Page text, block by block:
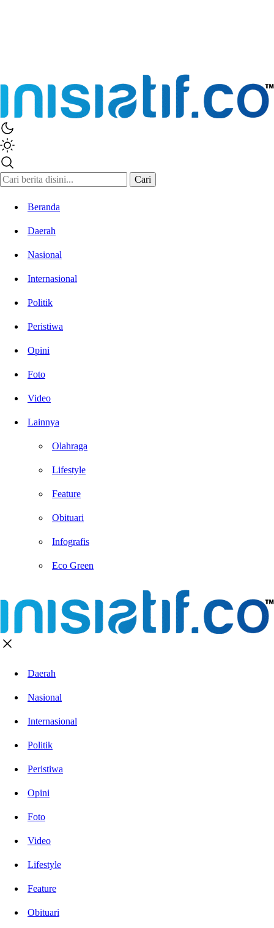
Inisiatif.co
Stay Connected Stay Informed
Cari
Beranda
Daerah
Nasional
Internasional
Politik
Peristiwa
Opini
Foto
Video
Lainnya
Olahraga
Lifestyle
Feature
Obituari
Infografis
Eco Green
Daerah
Nasional
Internasional
Politik
Peristiwa
Opini
Foto
Video
Lifestyle
Feature
Obituari